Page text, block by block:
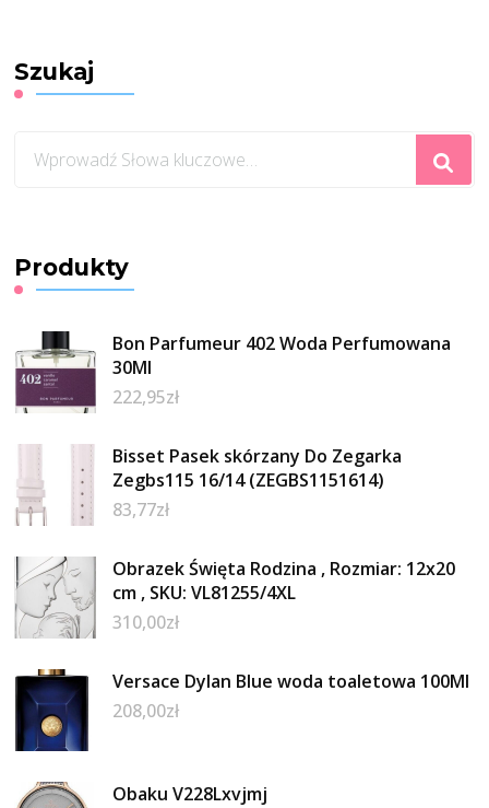
Szukaj
czegoś?
Produkty
Bon Parfumeur 402 Woda Perfumowana
30Ml
222,95zł
Bisset Pasek skórzany Do Zegarka
Zegbs115 16/14 (ZEGBS1151614)
83,77zł
Obrazek Święta Rodzina , Rozmiar: 12x20
cm , SKU: VL81255/4XL
310,00zł
Versace Dylan Blue woda toaletowa 100Ml
208,00zł
Obaku V228Lxvjmj